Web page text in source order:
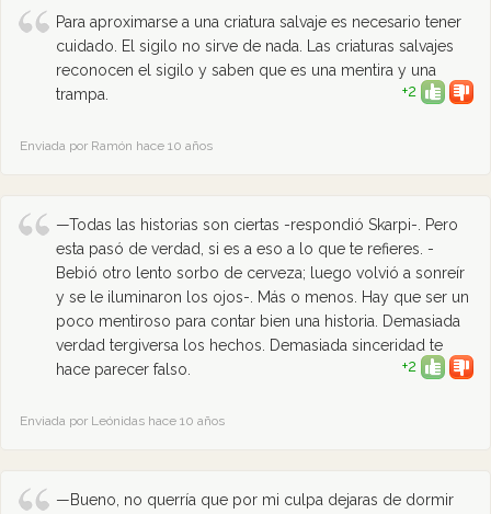
Para aproximarse a una criatura salvaje es necesario tener
cuidado. El sigilo no sirve de nada. Las criaturas salvajes
reconocen el sigilo y saben que es una mentira y una
trampa.
+2
Enviada por Ramón hace 10 años
—Todas las historias son ciertas -respondió Skarpi-. Pero
esta pasó de verdad, si es a eso a lo que te refieres. -
Bebió otro lento sorbo de cerveza; luego volvió a sonreír
y se le iluminaron los ojos-. Más o menos. Hay que ser un
poco mentiroso para contar bien una historia. Demasiada
verdad tergiversa los hechos. Demasiada sinceridad te
hace parecer falso.
+2
Enviada por Leónidas hace 10 años
—Bueno, no querría que por mi culpa dejaras de dormir